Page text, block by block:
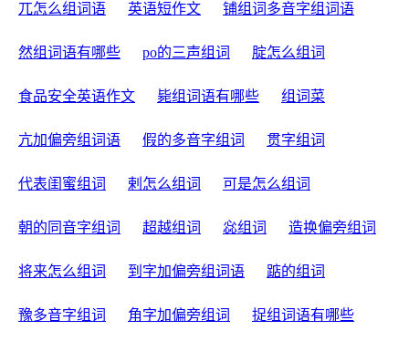
兀怎么组词语 英语短作文 铺组词多音字组词语
然组词语有哪些 po的三声组词 腚怎么组词
食品安全英语作文 毙组词语有哪些 组词菜
亢加偏旁组词语 假的多音字组词 贯字组词
代表闺蜜组词 剌怎么组词 可是怎么组词
朝的同音字组词 超越组词 惢组词 造换偏旁组词
将来怎么组词 到字加偏旁组词语 踮的组词
豫多音字组词 角字加偏旁组词 捉组词语有哪些